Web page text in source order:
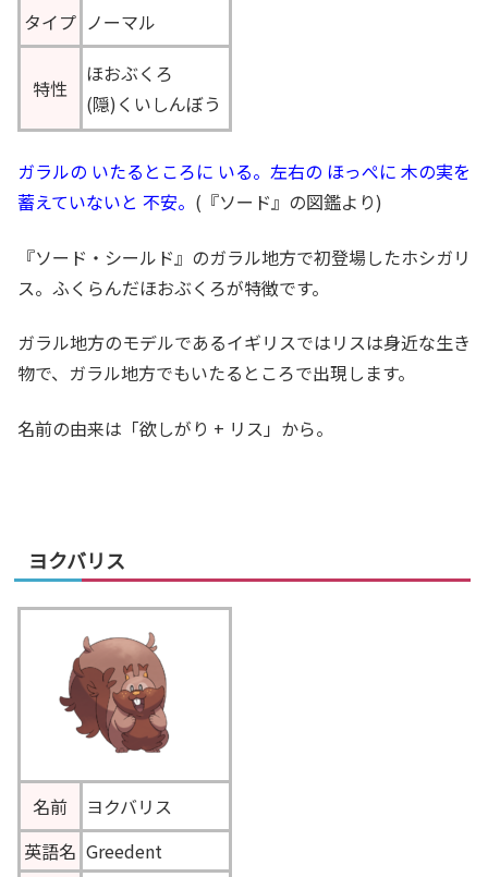
タイプ ノーマル
特性
ほおぶくろ
(隠)くいしんぼう
ガラルの いたるところに いる。左右の ほっぺに 木の実を
蓄えていないと 不安。 (『ソード』の図鑑より)
『ソード・シールド』のガラル地方で初登場したホシガリ
ス。ふくらんだほおぶくろが特徴です。
ガラル地方のモデルであるイギリスではリスは身近な生き
物で、ガラル地方でもいたるところで出現します。
名前の由来は「欲しがり + リス」から。
ヨクバリス
名前
ヨクバリス
英語名 Greedent